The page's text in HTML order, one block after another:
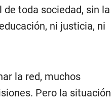
toda sociedad, sin la
ni justicia, ni
la red, muchos
Pero la situación